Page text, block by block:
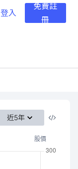
登入
免費註
冊
近5年